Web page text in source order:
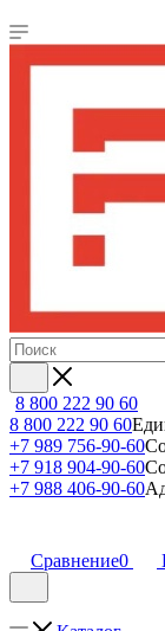
8 800 222 90 60
8 800 222 90 60
+7 989 756-90-60
+7 918 904-90-60
+7 988 406-90-60
Сравнение0